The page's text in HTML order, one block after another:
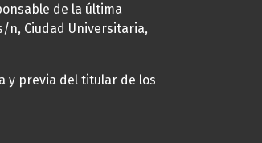
de la última
n, Ciudad Universitaria,
y previa del titular de los